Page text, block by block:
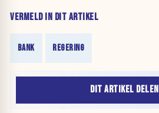
VERMELD IN DIT ARTIKEL
BANK REGERING
DIT ARTIKEL DELEN